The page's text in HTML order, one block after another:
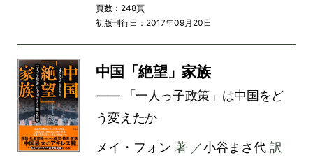
頁数：248頁
初版刊行日：2017年09月20日
中国「絶望」家族
―― 「一人っ子政策」は中国をど
う変えたか
メイ・フォン 著 ／小谷まさ代訳